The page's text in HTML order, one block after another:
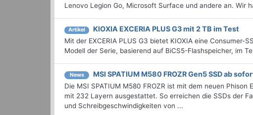
Lenovo Legion Go, Microsoft Surface und andere an. Wir
Artikel KIOXIA EXCERIA PLUS G3 mit 2 TB im Test
Mit der EXCERIA PLUS G3 bietet KIOXIA eine
Modell der Serie, basierend auf BiCS5-Flashspeicher, im
News MSI SPATIUM M580 FROZR Gen5 SSD ab
Die MSI SPATIUM M580 FROZR ist mit dem neuen
mit 232 Layern ausgestattet. So erreichen die SSDs der
und Schreibgeschwindigkeiten von ...